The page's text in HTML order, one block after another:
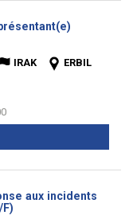
IRAK
ERBIL
aux incidents